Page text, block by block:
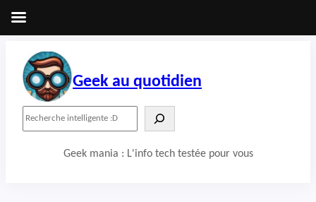
contenu
Geek au quotidien
Geek mania : L'info tech testée pour vous